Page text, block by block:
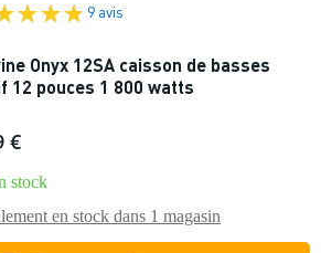
9 avis
Onyx 12SA caisson de basses
12 pouces 1 800 watts
€
stock
en stock dans 1 magasin